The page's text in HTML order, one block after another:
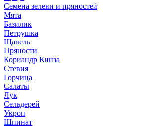
Семена зелени и пряностей
Мята
Базилик
Петрушка
Щавель
Пряности
Кориандр Кинза
Стевия
Горчица
Салаты
Лук
Сельдерей
Укроп
Шпинат